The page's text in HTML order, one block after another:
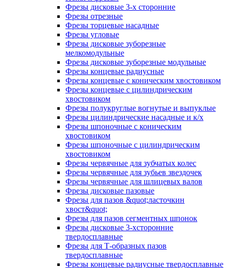
Фрезы дисковые 3-х сторонние
Фрезы отрезные
Фрезы торцевые насадные
Фрезы угловые
Фрезы дисковые зуборезные
мелкомодульные
Фрезы дисковые зуборезные модульные
Фрезы концевые радиусные
Фрезы концевые с коническим хвостовиком
Фрезы концевые с цилиндрическим
хвостовиком
Фрезы полукруглые вогнутые и выпуклые
Фрезы цилиндрические насадные и к/х
Фрезы шпоночные с коническим
хвостовиком
Фрезы шпоночные с цилиндрическим
хвостовиком
Фрезы червячные для зубчатых колес
Фрезы червячные для зубьев звездочек
Фрезы червячные для шлицевых валов
Фрезы дисковые пазовые
Фрезы для пазов &quot;ласточкин
хвост&quot;
Фрезы для пазов сегментных шпонок
Фрезы дисковые 3-хсторонние
твердосплавные
Фрезы для Т-образных пазов
твердосплавные
Фрезы концевые радиусные твердосплавные